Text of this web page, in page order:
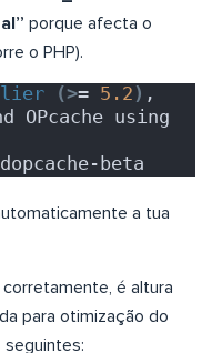
porque afecta o
o PHP).
(>= 5.2 ) ,
beta
a tua
é altura
para otimização do
seguintes: